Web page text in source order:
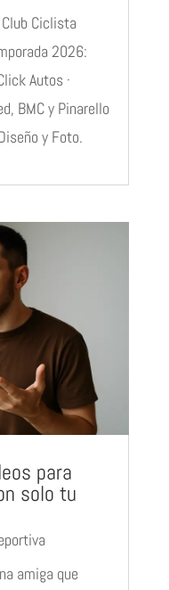
Ciclista
2026:
Autos ·
BMC y Pinarello
y Foto.
para
solo tu
amiga que